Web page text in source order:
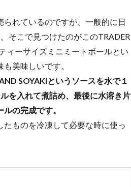
れているのですが、一般的に日
そこで見つけたのがこのTRADER
ィーサイズミニミートボールとい
美味しいです。
SOYAKIというソースを水で１
を入れて煮詰め、最後に水溶き片
の完成です。
ものを冷凍して必要な時に使っ